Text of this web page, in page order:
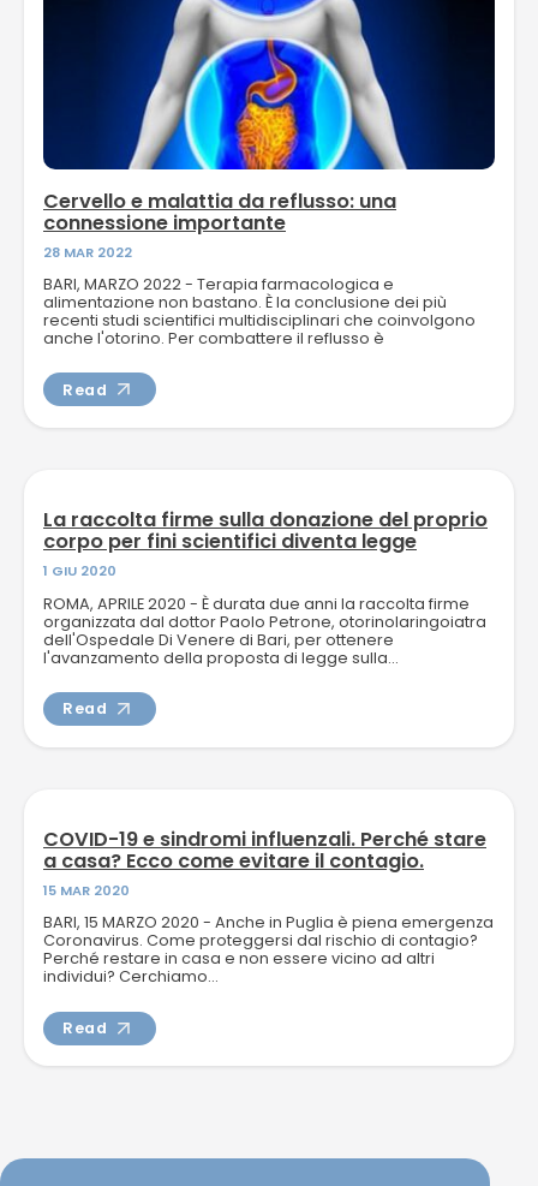
Cervello e malattia da reflusso: una
connessione importante
28 MAR 2022
BARI, MARZO 2022 - Terapia farmacologica e
alimentazione non bastano. È la conclusione dei più
recenti studi scientifici multidisciplinari che coinvolgono
anche l'otorino. Per combattere il reflusso è
Read
La raccolta firme sulla donazione del proprio
corpo per fini scientifici diventa legge
1 GIU 2020
ROMA, APRILE 2020 - È durata due anni la raccolta firme
organizzata dal dottor Paolo Petrone, otorinolaringoiatra
dell'Ospedale Di Venere di Bari, per ottenere
l'avanzamento della proposta di legge sulla...
Read
COVID-19 e sindromi influenzali. Perché stare
a casa? Ecco come evitare il contagio.
15 MAR 2020
BARI, 15 MARZO 2020 - Anche in Puglia è piena emergenza
Coronavirus. Come proteggersi dal rischio di contagio?
Perché restare in casa e non essere vicino ad altri
individui? Cerchiamo...
Read